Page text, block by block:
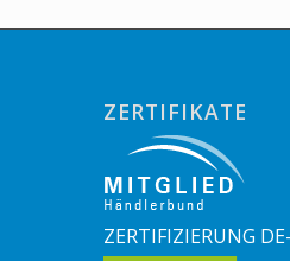
ZERTIFIKATE
ZERTIFIZIERUNG